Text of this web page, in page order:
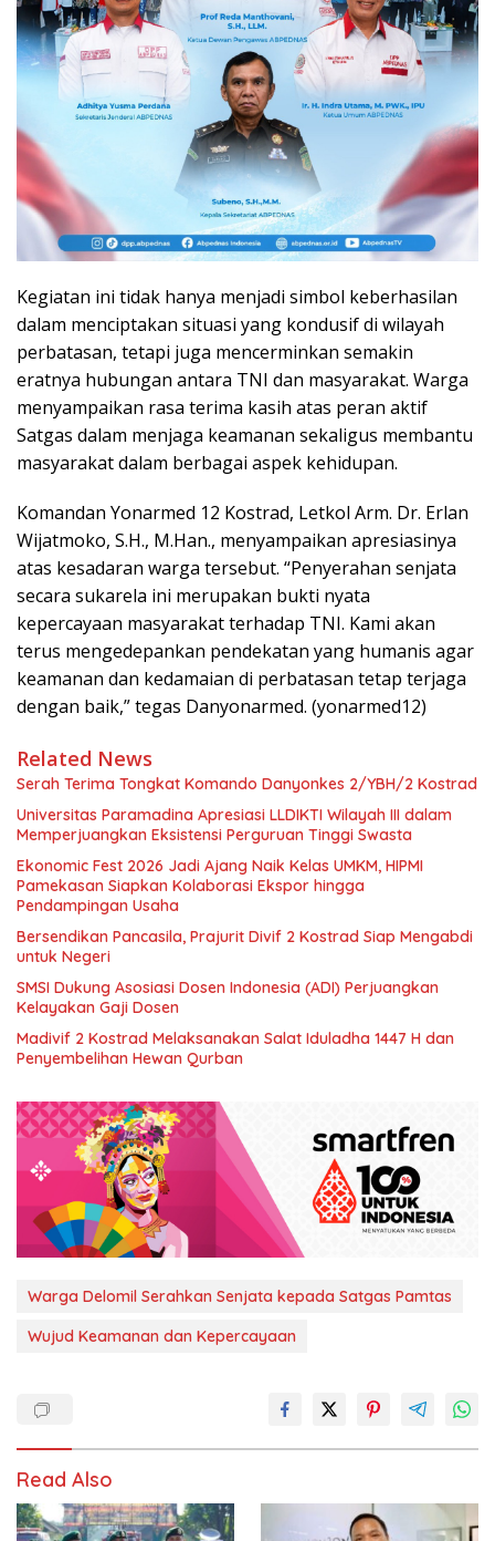
Kegiatan ini tidak hanya menjadi simbol keberhasilan
dalam menciptakan situasi yang kondusif di wilayah
perbatasan, tetapi juga mencerminkan semakin
eratnya hubungan antara TNI dan masyarakat. Warga
menyampaikan rasa terima kasih atas peran aktif
Satgas dalam menjaga keamanan sekaligus membantu
masyarakat dalam berbagai aspek kehidupan.
Komandan Yonarmed 12 Kostrad, Letkol Arm. Dr. Erlan
Wijatmoko, S.H., M.Han., menyampaikan apresiasinya
atas kesadaran warga tersebut. “Penyerahan senjata
secara sukarela ini merupakan bukti nyata
kepercayaan masyarakat terhadap TNI. Kami akan
terus mengedepankan pendekatan yang humanis agar
keamanan dan kedamaian di perbatasan tetap terjaga
dengan baik,” tegas Danyonarmed. (yonarmed12)
Related News
Serah Terima Tongkat Komando Danyonkes 2/YBH/2 Kostrad
Universitas Paramadina Apresiasi LLDIKTI Wilayah III dalam
Memperjuangkan Eksistensi Perguruan Tinggi Swasta
Ekonomic Fest 2026 Jadi Ajang Naik Kelas UMKM, HIPMI
Pamekasan Siapkan Kolaborasi Ekspor hingga
Pendampingan Usaha
Bersendikan Pancasila, Prajurit Divif 2 Kostrad Siap Mengabdi
untuk Negeri
SMSI Dukung Asosiasi Dosen Indonesia (ADI) Perjuangkan
Kelayakan Gaji Dosen
Madivif 2 Kostrad Melaksanakan Salat Iduladha 1447 H dan
Penyembelihan Hewan Qurban
Warga Delomil Serahkan Senjata kepada Satgas Pamtas
Wujud Keamanan dan Kepercayaan
Read Also